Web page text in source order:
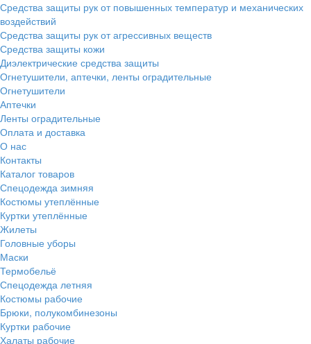
Средства защиты рук от повышенных температур и механических
воздействий
Средства защиты рук от агрессивных веществ
Средства защиты кожи
Диэлектрические средства защиты
Огнетушители, аптечки, ленты оградительные
Огнетушители
Аптечки
Ленты оградительные
Оплата и доставка
О нас
Контакты
Каталог товаров
Спецодежда зимняя
Костюмы утеплённые
Куртки утеплённые
Жилеты
Головные уборы
Маски
Термобельё
Спецодежда летняя
Костюмы рабочие
Брюки, полукомбинезоны
Куртки рабочие
Халаты рабочие